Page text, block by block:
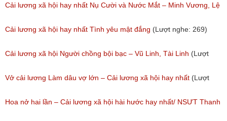
267)
Cải lương xã hội hay nhất Nụ Cười và Nước Mắt – Minh Vương, Lệ
Thủy
(Lượt nghe: 776)
Cải lương xã hội hay nhất Tình yêu mật đắng (Lượt nghe: 269)
Cải lương xã hội Người chồng bội bạc – Vũ Linh, Tài Linh (Lượt
nghe: 475)
Vở cải lương Làm dâu vợ lớn – Cải lương xã hội hay nhất (Lượt
nghe: 383)
Hoa nở hai lần – Cải lương xã hội hài hước hay nhất/ NSƯT Thanh